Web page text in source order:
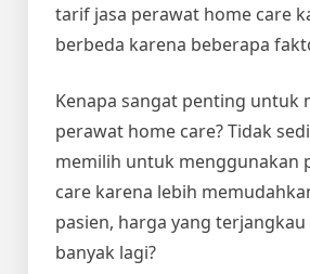
tarif jasa perawat home care
berbeda karena beberapa
Kenapa sangat penting untuk
perawat home care? Tidak
memilih untuk menggunakan
care karena lebih
pasien, harga yang
banyak lagi?